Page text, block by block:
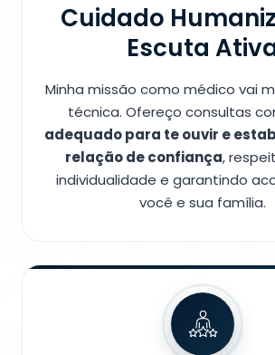
Cuidado
Escuta
Minha missão como médico vai
técnica. Ofereço consultas
adequado para te ouvir e
relação de confiança,
individualidade e garantindo
você e sua família.